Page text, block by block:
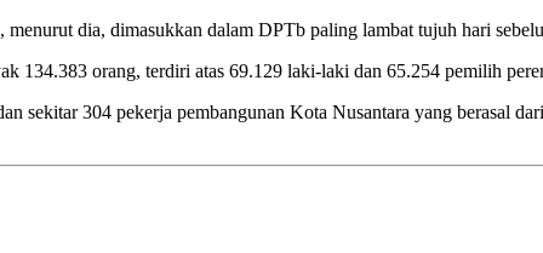
dia, dimasukkan dalam DPTb paling lambat tujuh hari
134.383 orang, terdiri atas 69.129 laki-laki dan 65.254 pemilih
sekitar 304 pekerja pembangunan Kota Nusantara yang berasal